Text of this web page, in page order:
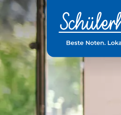
Zum
Hauptinhalt